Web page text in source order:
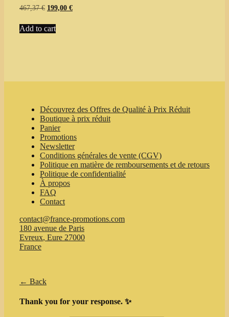
467,37€ Original
was:
467,37 €.
199,00 €Current
Add to cart
Découvrez des Offres de Qualité à Prix Réduit
Boutique à prix réduit
Panier
Promotions
Newsletter
Conditions générales de vente (CGV)
Politique en matière de remboursements et de retours
Politique de confidentialité
À propos
FAQ
Contact
contact@france-promotions.com
180 avenue de Paris
Evreux, Eure 27000
France
← Back
Thank you for your response. ✨